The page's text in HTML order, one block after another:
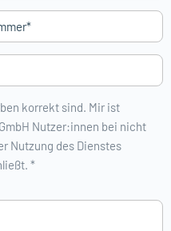
korrekt sind. Mir ist
Nutzer:innen bei nicht
Nutzung des Dienstes
*